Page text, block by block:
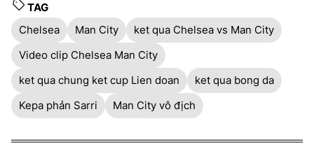
TAG
Chelsea
Man City
ket qua Chelsea vs Man City
Video clip Chelsea Man City
ket qua chung ket cup Lien doan
ket qua bong da
Kepa phản Sarri
Man City vô địch